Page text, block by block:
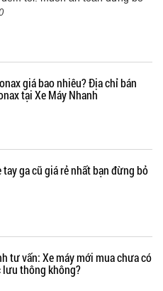
giá bao nhiêu? Địa chỉ bán
tại Xe Máy Nhanh
tay ga cũ giá rẻ nhất bạn đừng bỏ
tư vấn: Xe máy mới mua chưa có
lưu thông không?